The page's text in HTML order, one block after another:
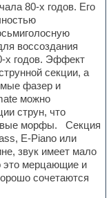
80-х годов. Его
воссоздания
х годов. Эффект
секции, а
фазер и
можно
струн, что
морфы. Секция
E-Piano или
звук имеет мало
это мерцающие и
сочетаются